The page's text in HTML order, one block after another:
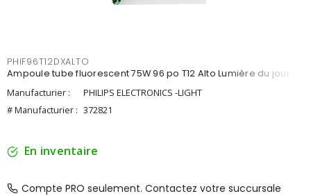
PHIF96T12DXALTO
Ampoule tube fluorescent 75W 96 po T12 Alto Lumière du jour
Manufacturier :
PHILIPS ELECTRONICS -LIGHT
# Manufacturier : 372821
En inventaire
Compte PRO seulement. Contactez votre succursale